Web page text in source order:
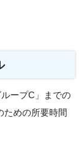
ープC」までの
ための所要時間